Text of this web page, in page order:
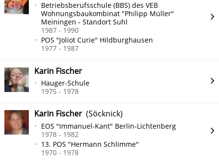
Betriebsberufsschule (BBS) des VEB
Wohnungsbaukombinat "Philipp Müller"
Meiningen - Standort Suhl
1987 - 1990
POS "Joliot Curie" Hildburghausen
1977 - 1987
Karin Fischer
Hauger-Schule
1975 - 1978
Karin Fischer (Söcknick)
EOS "Immanuel-Kant" Berlin-Lichtenberg
1978 - 1982
13. POS "Hermann Schlimme"
1970 - 1978